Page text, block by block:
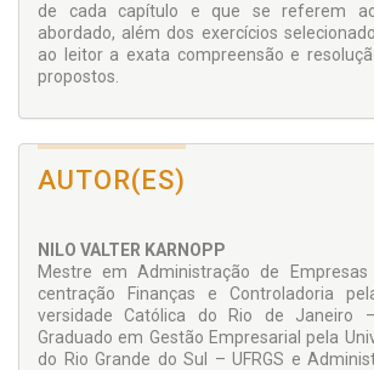
de cada capítulo e que se referem
abordado, além dos exercícios
ao leitor a exata com­preensão e
propostos.
AUTOR(ES)
NILO VALTER KARNOPP
Mestre em Administração de
centração Finanças e Con­troladoria
versidade Católica do Rio de Janeiro
Graduado em Gestão Empresarial pela
do Rio Grande do Sul – UFRGS e